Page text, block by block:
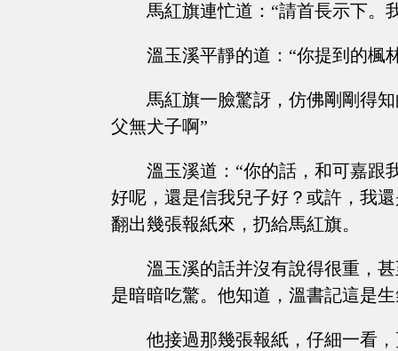
馬紅旗連忙道：“請首長示下。
溫玉溪平靜的道：“你提到的楓
馬紅旗一臉驚訝，仿佛剛剛得
父無犬子啊”
溫玉溪道：“你的話，和可嘉跟
好呢，還是信我兒子好？或許，我
翻出幾張報紙來，扔給馬紅旗。
溫玉溪的話并沒有說得很重，
是暗暗吃驚。他知道，溫書記這是
他接過那幾張報紙，仔細一看